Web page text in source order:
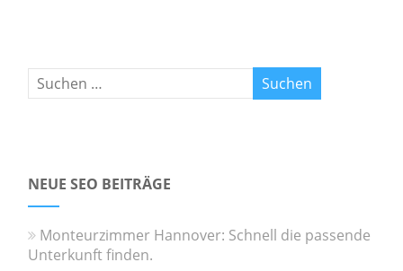
NEUE SEO BEITRÄGE
Monteurzimmer Hannover: Schnell die passende
Unterkunft finden.